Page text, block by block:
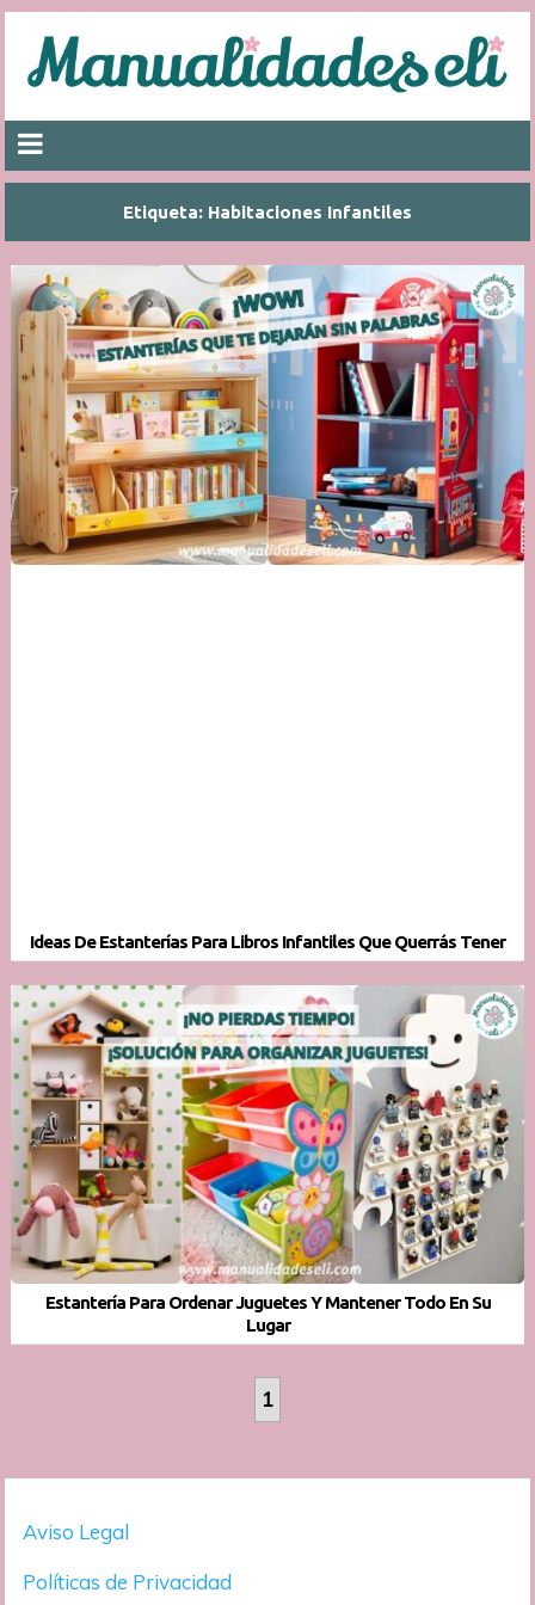
Etiqueta: Habitaciones Infantiles
Ideas De Estanterías Para Libros Infantiles Que Querrás Tener
Estantería Para Ordenar Juguetes Y Mantener Todo En Su
Lugar
1
Aviso Legal
Políticas de Privacidad